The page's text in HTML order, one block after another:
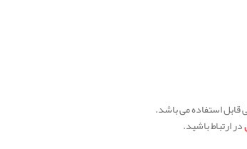
قابل استفاده می باشد.
در ارتباط باشید.